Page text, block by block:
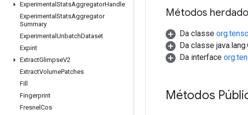
Experimental StatsAggregatorHandle
Experimental StatsAggregator
Summary
Experimental UnbatchDataset
Expint
ExtractGlimpseV2
ExtractVolumePatches
Fill
Fingerprint
Fresnel Cos
Métodos
Da classe
Da classe
Da interface
Métodos